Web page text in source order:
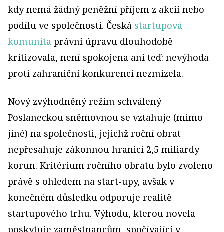
kdy nemá žádný peněžní příjem z akcií nebo
podílu ve společnosti. Česká startupová
komunita právní úpravu dlouhodobě
kritizovala, není spokojena ani teď: nevýhoda
proti zahraniční konkurenci nezmizela.
Nový zvýhodněný režim schválený
Poslaneckou sněmovnou se vztahuje (mimo
jiné) na společnosti, jejichž roční obrat
nepřesahuje zákonnou hranici 2,5 miliardy
korun. Kritérium ročního obratu bylo zvoleno
právě s ohledem na start-upy, avšak v
konečném důsledku odporuje realitě
startupového trhu. Výhodu, kterou novela
poskytuje zaměstnancům, spočívající v